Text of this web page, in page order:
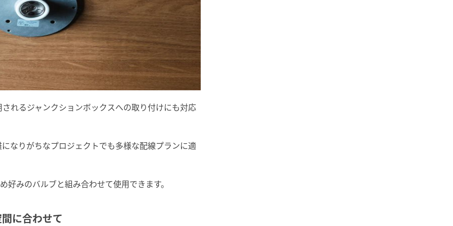
れるジャンクションボックスへの取り付けにも対応
なりがちなプロジェクトでも多様な配線プランに適
みのバルブと組み合わせて使用できます。
に合わせて